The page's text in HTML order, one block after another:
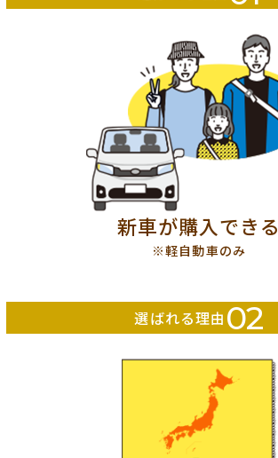
新車が購入できる
※軽自動車のみ
選ばれる理由 02